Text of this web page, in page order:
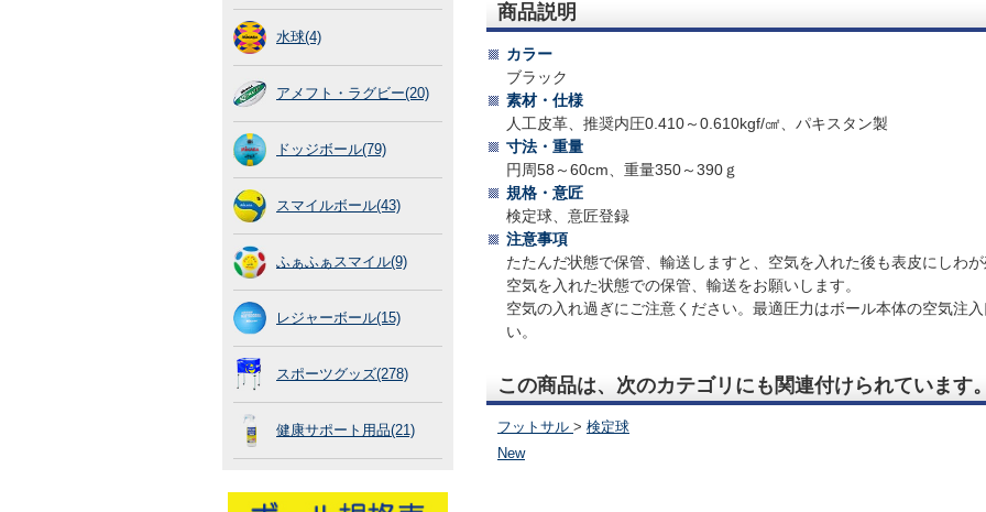
水球(4)
アメフト・ラグビー(20)
ドッジボール(79)
スマイルボール(43)
ふぁふぁスマイル(9)
レジャーボール(15)
スポーツグッズ(278)
健康サポート用品(21)
商品説明
カラー
ブラック
素材・仕様
人工皮革、推奨内圧0.410～0.610kgf/㎠、パキスタン製
寸法・重量
円周58～60cm、重量350～390ｇ
規格・意匠
検定球、意匠登録
注意事項
たたんだ状態で保管、輸送しますと、空気を入れた後も表皮にしわが
空気を入れた状態での保管、輸送をお願いします。
空気の入れ過ぎにご注意ください。最適圧力はボール本体の空気注
い。
この商品は、次のカテゴリにも関連付けられています。
フットサル > 検定球
New